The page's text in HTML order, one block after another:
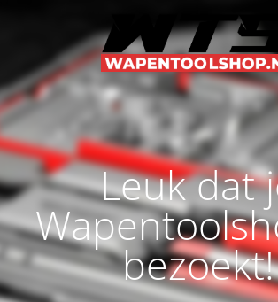
Leuk dat
bezoekt!